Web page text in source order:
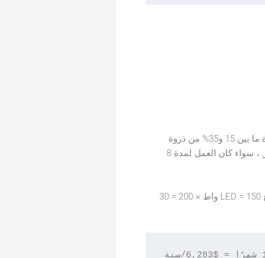
تتراوح رسوم الطلب بين 1.65 و1.25 ريال لكل كيلوواط، حسب شركة الكهرباء والمنطقة. غالبًا ما تمثل الإضاءة ما بين 15 و35% من ذروة
, ، سواء كان العمل لمدة 8
نفس مشروع الـ 200 وحدة إضاءة. الاستهلاك الحالي = 458 واط × 200 = 91.6 كيلوواط. استهلاك مصابيح LED = 150 واط × 200 = 30